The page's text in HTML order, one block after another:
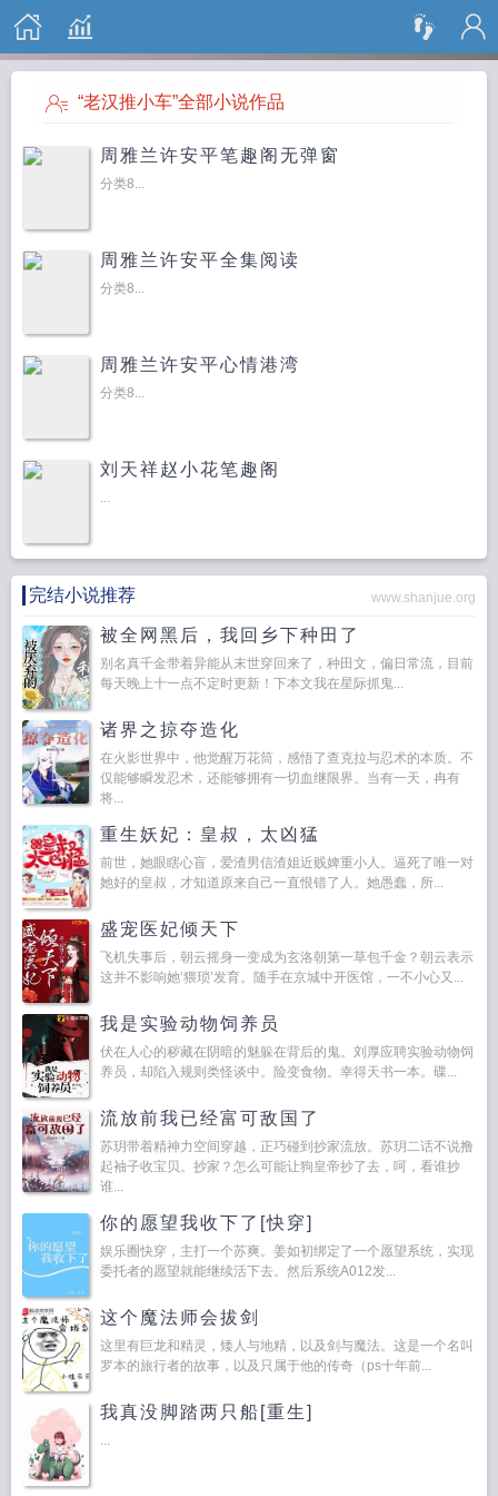
搜 索
“老汉推小车”全部小说作品
周雅兰许安平笔趣阁无弹窗
分类8...
周雅兰许安平全集阅读
分类8...
周雅兰许安平心情港湾
分类8...
刘天祥赵小花笔趣阁
...
完结小说推荐 www.shanjue.org
被全网黑后，我回乡下种田了
别名真千金带着异能从末世穿回来了，种田文，偏日常流，目前
每天晚上十一点不定时更新！下本文我在星际抓鬼...
诸界之掠夺造化
在火影世界中，他觉醒万花筒，感悟了查克拉与忍术的本质。不
仅能够瞬发忍术，还能够拥有一切血继限界。当有一天，冉有
将...
重生妖妃：皇叔，太凶猛
前世，她眼瞎心盲，爱渣男信渣姐近贱婢重小人。逼死了唯一对
她好的皇叔，才知道原来自己一直恨错了人。她愚蠢，所...
盛宠医妃倾天下
飞机失事后，朝云摇身一变成为玄洛朝第一草包千金？朝云表示
这并不影响她‘猥琐’发育。随手在京城中开医馆，一不小心又...
我是实验动物饲养员
伏在人心的秽藏在阴暗的魅躲在背后的鬼。刘厚应聘实验动物饲
养员，却陷入规则类怪谈中。险变食物。幸得天书一本。碟...
流放前我已经富可敌国了
苏玥带着精神力空间穿越，正巧碰到抄家流放。苏玥二话不说撸
起袖子收宝贝。抄家？怎么可能让狗皇帝抄了去，呵，看谁抄
谁...
你的愿望我收下了[快穿]
娱乐圈快穿，主打一个苏爽。姜如初绑定了一个愿望系统，实现
委托者的愿望就能继续活下去。然后系统A012发...
这个魔法师会拔剑
这里有巨龙和精灵，矮人与地精，以及剑与魔法。这是一个名叫
罗本的旅行者的故事，以及只属于他的传奇（ps十年前...
我真没脚踏两只船[重生]
...